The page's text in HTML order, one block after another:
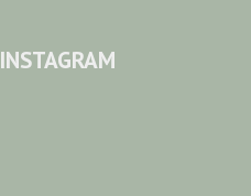
INSTAGRAM